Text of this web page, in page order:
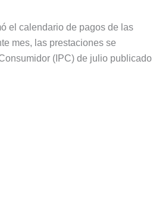
el calendario de pagos de las
mes, las prestaciones se
(IPC) de julio publicado